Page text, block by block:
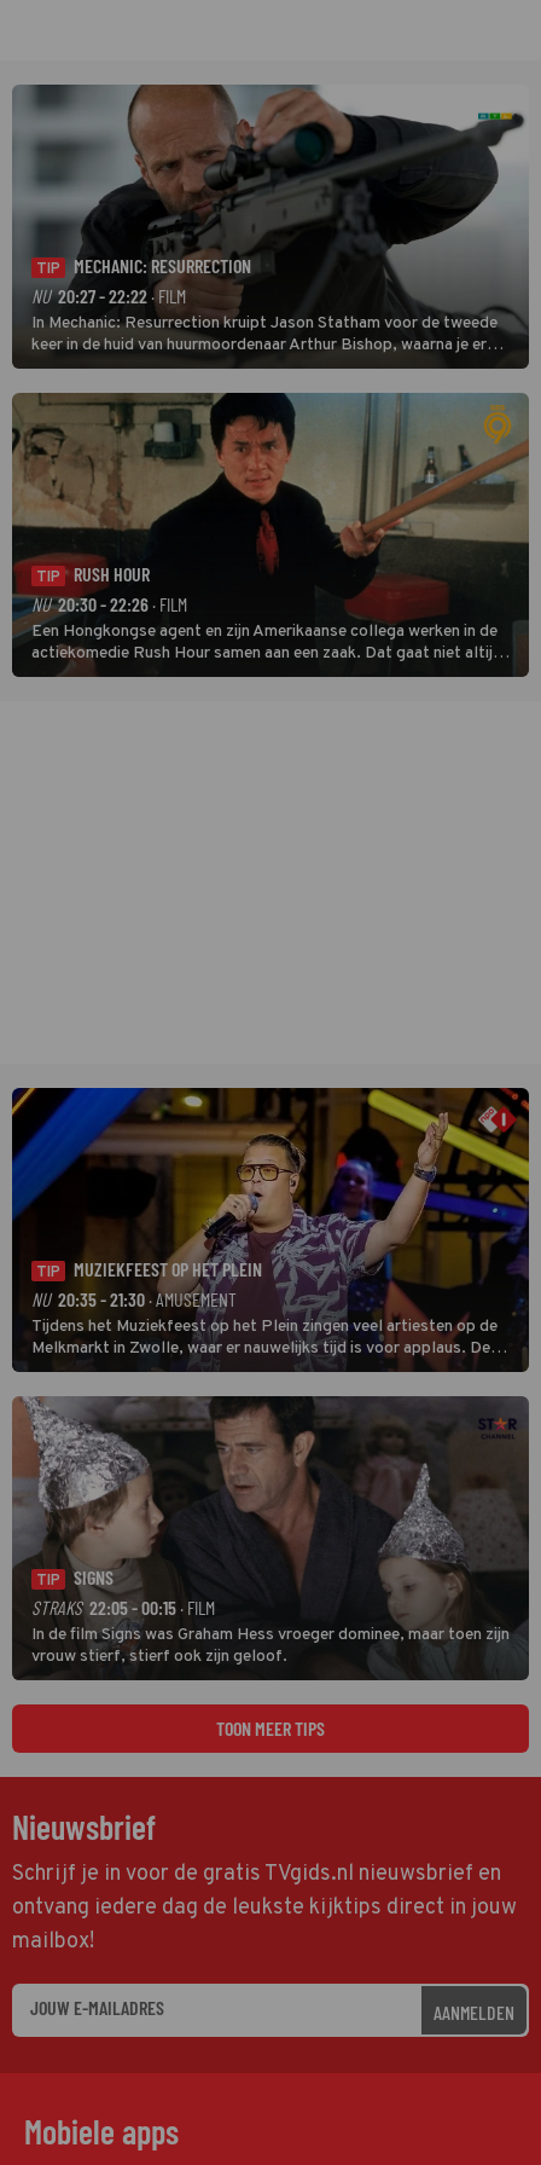
TIP
MECHANIC: RESURRECTION
NU 20:27 - 22:22· FILM
In Mechanic: Resurrection kruipt Jason Statham voor de tweede
keer in de huid van huurmoordenaar Arthur Bishop, waarna je er
donder op kunt zeggen dat er van Bishops geplande pensioen niet
veel terechtkomt.
TIP
RUSH HOUR
NU 20:30 - 22:26· FILM
Een Hongkongse agent en zijn Amerikaanse collega werken in de
actiekomedie Rush Hour samen aan een zaak. Dat gaat niet altijd
van een leien dakje.
TIP
MUZIEKFEEST OP HET PLEIN
NU 20:35 - 21:30· AMUSEMENT
Tijdens het Muziekfeest op het Plein zingen veel artiesten op de
Melkmarkt in Zwolle, waar er nauwelijks tijd is voor applaus. De
grootste namen zijn André Hazes, Jannes, René Froger en
natuurlijk Rutger van Barneveld met zijn hit Zwoele Zomernachten.
TIP
SIGNS
STRAKS 22:05 - 00:15 · FILM
In de film Signs was Graham Hess vroeger dominee, maar toen zijn
vrouw stierf, stierf ook zijn geloof.
TOON MEER TIPS
Nieuwsbrief
Schrijf je in voor de gratis TVgids.nl nieuwsbrief en
ontvang iedere dag de leukste kijktips direct in jouw
mailbox!
AANMELDEN
Mobiele apps